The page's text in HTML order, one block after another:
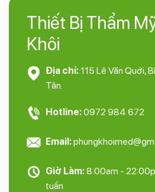
Thiết Bị Thẩm
Khôi
Địa chỉ:115 Lê Văn Quới,
Tân.
Hotline:0972 984 672
Email:
Giờ Làm:8:00am -
tuần